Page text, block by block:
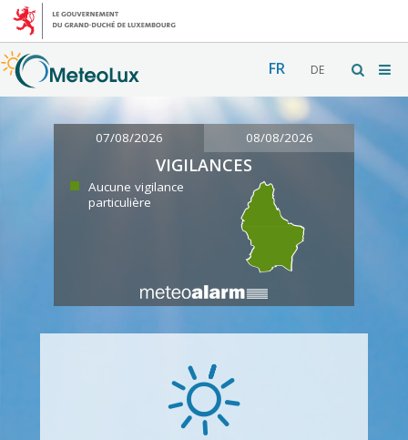
FR DE
07/08/2026 08/08/2026
VIGILANCES
Aucune vigilance
particulière